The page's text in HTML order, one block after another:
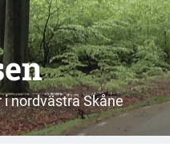
i nordvästra Skåne